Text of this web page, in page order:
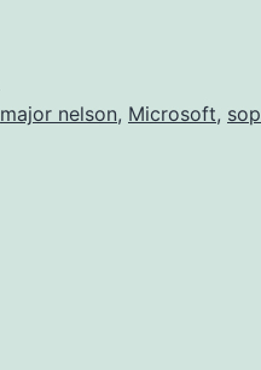
Xbox
major nelson, Microsoft,